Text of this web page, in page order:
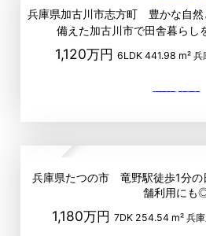
兵庫県加古川市志方町 豊かな自然
備えた加古川市で田舎暮らし
1,120万円 6LDK 441.98 m² 兵
兵庫県たつの市 竜野駅徒歩1分の
舗利用にも
1,180万円7DK 254.54 m² 兵